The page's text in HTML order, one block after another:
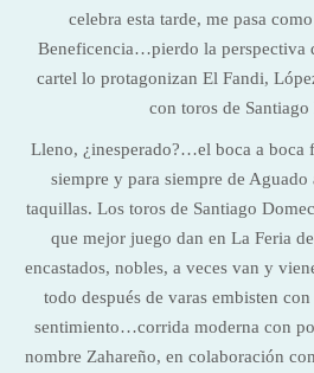
celebra esta tarde, me pasa
Beneficencia…pierdo la perspectiva
cartel lo protagonizan El Fandi,
con toros de
Lleno, ¿inesperado?…el boca a boca
siempre y para siempre de Aguado
taquillas. Los toros de Santiago
que mejor juego dan en La Feria
encastados, nobles, a veces van y
todo después de varas embisten
sentimiento…corrida moderna con
nombre Zahareño, en colaboración